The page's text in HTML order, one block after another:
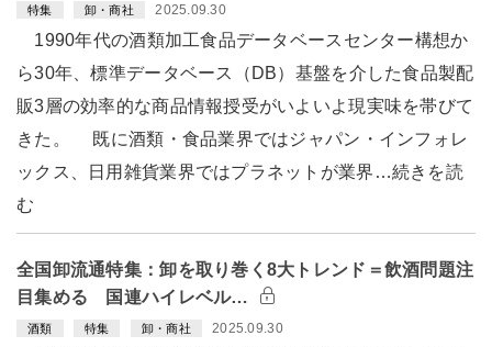
特集 卸・商社 2025.09.30
1990年代の酒類加工食品データベースセンター構想か
ら30年、標準データベース（DB）基盤を介した食品製配
販3層の効率的な商品情報授受がいよいよ現実味を帯びて
きた。 既に酒類・食品業界ではジャパン・インフォレ
ックス、日用雑貨業界ではプラネットが業界…続きを読
む
全国卸流通特集：卸を取り巻く8大トレンド＝飲酒問題注
目集める 国連ハイレベル…
酒類 特集 卸・商社 2025.09.30